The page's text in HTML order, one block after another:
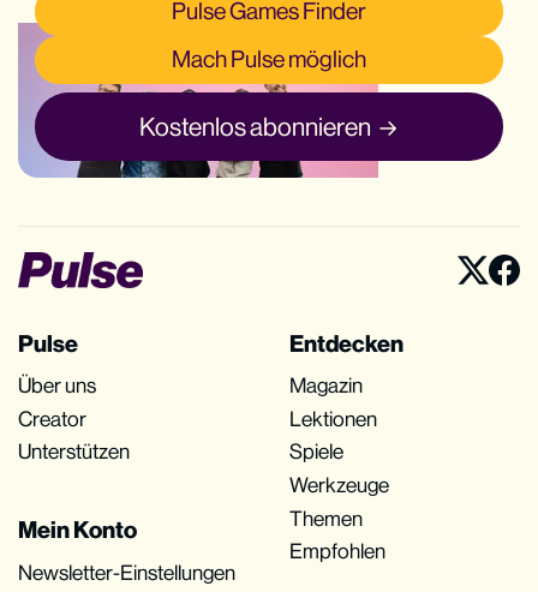
Pulse Games Finder
Mach Pulse möglich
Kostenlos abonnieren
Pulse
Über uns
Creator
Unterstützen
Entdecken
Magazin
Lektionen
Spiele
Werkzeuge
Themen
Empfohlen
Mein Konto
Newsletter-Einstellungen